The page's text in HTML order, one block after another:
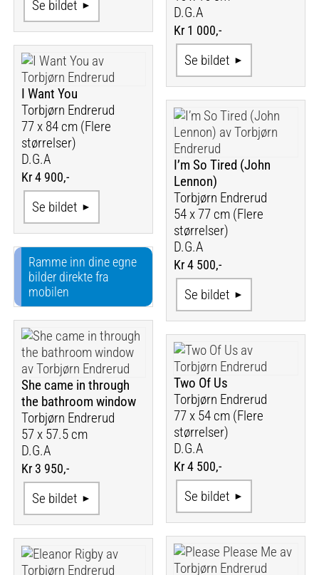
Se bildet
D.G.A
Kr 1 000,-
Se bildet
I Want You
Torbjørn Endrerud
77 x 84 cm (Flere
størrelser)
D.G.A
Kr 4 900,-
Se bildet
I’m So Tired (John
Lennon)
Torbjørn Endrerud
54 x 77 cm (Flere
størrelser)
D.G.A
Kr 4 500,-
Se bildet
Ramme inn dine egne
bilder direkte fra
mobilen
She came in through
the bathroom window
Torbjørn Endrerud
57 x 57.5 cm
D.G.A
Kr 3 950,-
Se bildet
Two Of Us
Torbjørn Endrerud
77 x 54 cm (Flere
størrelser)
D.G.A
Kr 4 500,-
Se bildet